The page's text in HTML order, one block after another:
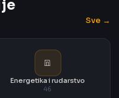
Sve →
Energetika i rudarstvo
46